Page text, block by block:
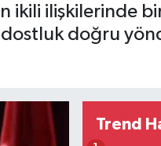
ikili ilişkilerinde
doğru
Trend